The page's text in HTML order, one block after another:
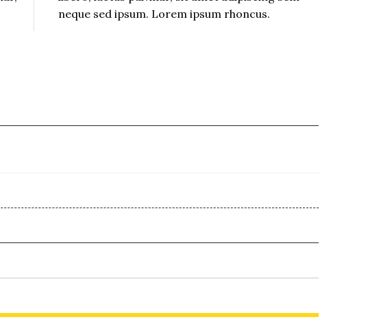
neque sed ipsum. Lorem ipsum rhoncus.